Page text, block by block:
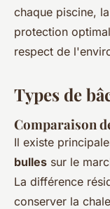
chaque piscine,
protection
respect de
Types de
Comparaison
Il existe
bulles sur le
La différence
conserver la